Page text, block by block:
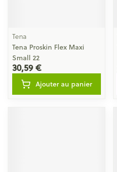
Tena
Tena Proskin Flex Maxi
Small 22
30,59 €
Ajouter au panier